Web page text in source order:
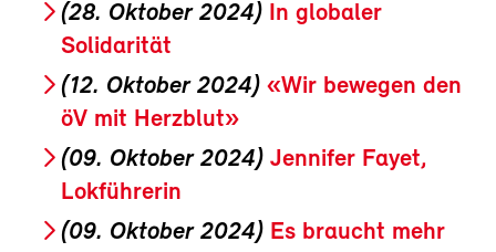
(28. Oktober 2024) In globaler
Solidarität
(12. Oktober 2024) «Wir bewegen den
öV mit Herzblut»
(09. Oktober 2024) Jennifer Fayet,
Lokführerin
(09. Oktober 2024) Es braucht mehr